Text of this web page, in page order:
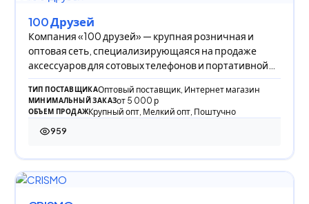
100 Друзей
Компания «100 друзей» — крупная розничная и
оптовая сеть, специализирующаяся на продаже
аксессуаров для сотовых телефонов и портативной
техн
ТИП ПОСТАВЩИКАОптовый поставщик, Интернет магазин
МИНИМАЛЬНЫЙ ЗАКАЗот 5 000 р
ОБЪЕМ ПРОДАЖКрупный опт, Мелкий опт, Поштучно
959
959 просмотров